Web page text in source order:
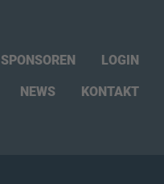
SPONSOREN LOGIN
NEWS KONTAKT